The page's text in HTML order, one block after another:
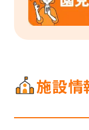
施設情